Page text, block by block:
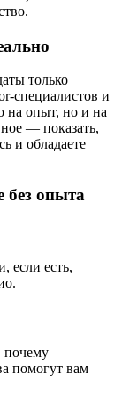
только
специалистов и
на опыт, но и на
— показать,
и обладаете
без опыта
если есть,
почему
помогут вам